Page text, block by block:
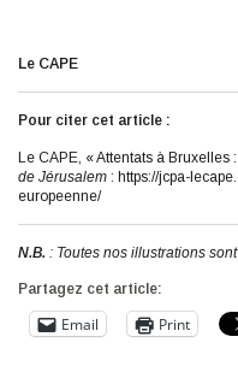
Le CAPE
Pour citer cet article :
Le CAPE, « Attentats à
de Jérusalem : https://jcpa-
europeenne/
N.B. : Toutes nos illustrations
Partagez cet article:
Email Print